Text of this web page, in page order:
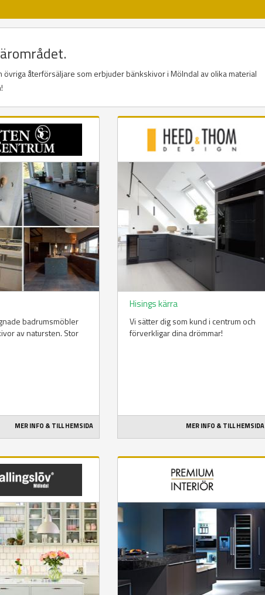
återförsäljare som erbjuder bänkskivor i Mölndal av olika material
badrumsmöbler
av natursten. Stor
MER INFO & TILL HEMSIDA
Hisings kärra
Vi sätter dig som kund i centrum och
förverkligar dina drömmar!
MER INFO & TILL HEMSIDA